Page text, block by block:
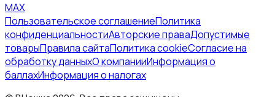
MAX
Пользовательское соглашениеПолитика
конфиденциальностиАвторские праваДопустимые
товарыПравила сайтаПолитика cookieСогласие на
обработку данныхО компанииИнформация о
баллахИнформация о налогах